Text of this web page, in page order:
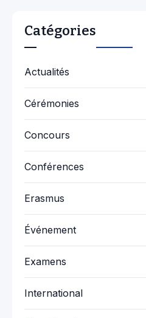
Catégories
Actualités
Cérémonies
Concours
Conférences
Erasmus
Événement
Examens
International